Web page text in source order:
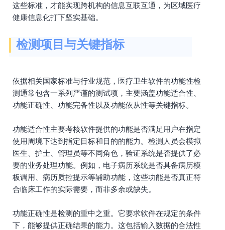
这些标准，才能实现跨机构的信息互联互通，为区域医疗
健康信息化打下坚实基础。
检测项目与关键指标
依据相关国家标准与行业规范，医疗卫生软件的功能性检
测通常包含一系列严谨的测试项，主要涵盖功能适合性、
功能正确性、功能完备性以及功能依从性等关键指标。
功能适合性主要考核软件提供的功能是否满足用户在指定
使用周境下达到指定目标和目的的能力。检测人员会模拟
医生、护士、管理员等不同角色，验证系统是否提供了必
要的业务处理功能。例如，电子病历系统是否具备病历模
板调用、病历质控提示等辅助功能，这些功能是否真正符
合临床工作的实际需要，而非多余或缺失。
功能正确性是检测的重中之重。它要求软件在规定的条件
下，能够提供正确结果的能力。这包括输入数据的合法性